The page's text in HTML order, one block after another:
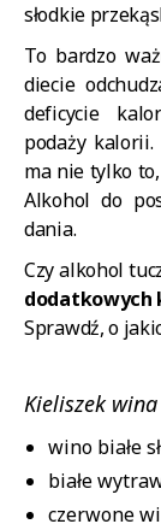
słodkie
To bardzo
diecie
deficycie
podaży
ma nie tylko
Alkohol do
dania.
Czy alkohol
dodatkowych
Sprawdź, o
Kieliszek
wino białe
białe
czerwone